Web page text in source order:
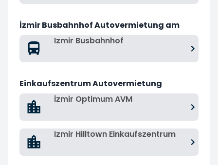
İzmir Busbahnhof Autovermietung am
Izmir Busbahnhof
Einkaufszentrum Autovermietung
İzmir Optimum AVM
Izmir Hilltown Einkaufszentrum